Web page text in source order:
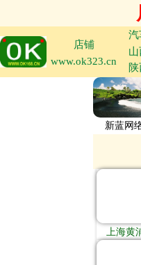
店铺
www.ok323.cn
汽
新蓝网
上海黄